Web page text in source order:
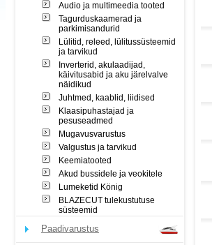
Audio ja multimeedia tooted
Tagurduskaamerad ja
parkimisandurid
Lülitid, releed, lülitussüsteemid
ja tarvikud
Inverterid, akulaadijad,
käivitusabid ja aku järelvalve
näidikud
Juhtmed, kaablid, liidised
Klaasipuhastajad ja
pesuseadmed
Mugavusvarustus
Valgustus ja tarvikud
Keemiatooted
Akud bussidele ja veokitele
Lumeketid König
BLAZECUT tulekustutuse
süsteemid
Paadivarustus